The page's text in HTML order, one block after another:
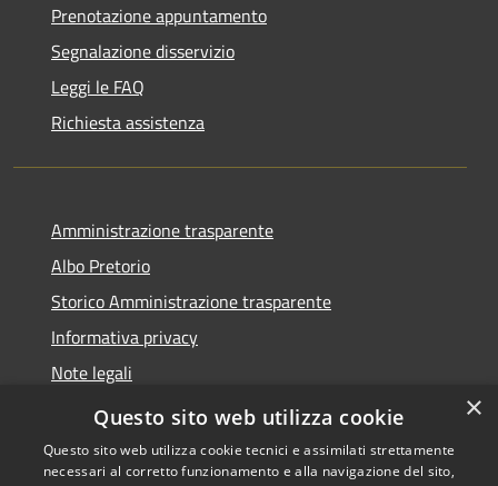
Prenotazione appuntamento
Segnalazione disservizio
Leggi le FAQ
Richiesta assistenza
Amministrazione trasparente
Albo Pretorio
Storico Amministrazione trasparente
Informativa privacy
Note legali
Dichiarazione di accessibilità
×
Questo sito web utilizza cookie
Questo sito web utilizza cookie tecnici e assimilati strettamente
necessari al corretto funzionamento e alla navigazione del sito,